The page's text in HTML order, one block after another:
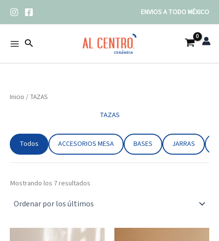
ENVIOS A TODO MÉXICO
Buscar
Inicio / TAZAS
TAZAS
Todos ACCESORIOS MESA BASES JARRAS
Mostrando los 7 resultados
últimos